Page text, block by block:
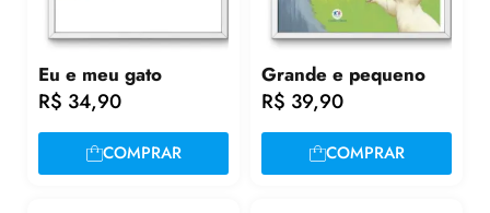
Eu e meu gato
R$ 34,90
COMPRAR
Grande e pequeno
R$ 39,90
COMPRAR